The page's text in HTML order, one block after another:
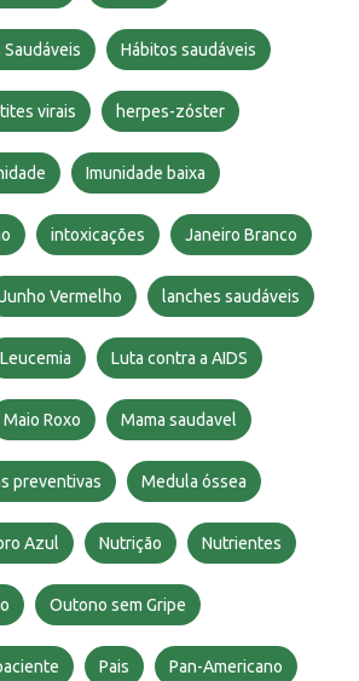
Hábitos saudáveis
virais herpes-zóster
Imunidade baixa
intoxicações Janeiro Branco
Junho Vermelho lanches saudáveis
Leucemia Luta contra a AIDS
Maio Roxo Mama saudavel
preventivas Medula óssea
Azul Nutrição Nutrientes
Outono sem Gripe
Pais Pan-Americano